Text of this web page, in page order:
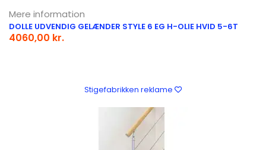
Mere information
DOLLE UDVENDIG GELÆNDER STYLE 6 EG H-OLIE HVID 5-6T
4060,00 kr.
Stigefabrikken reklame